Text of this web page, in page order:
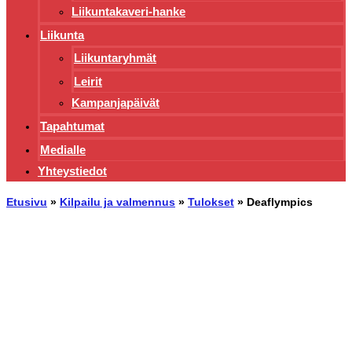
Liikuntakaveri-hanke
Liikunta
Liikuntaryhmät
Leirit
Kampanjapäivät
Tapahtumat
Medialle
Yhteystiedot
Etusivu » Kilpailu ja valmennus » Tulokset » Deaflympics